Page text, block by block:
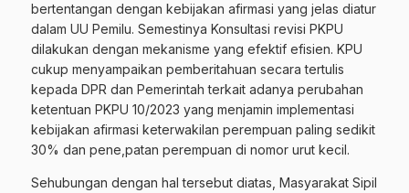
bertentangan dengan kebijakan afirmasi yang jelas diatur
dalam UU Pemilu. Semestinya Konsultasi revisi PKPU
dilakukan dengan mekanisme yang efektif efisien. KPU
cukup menyampaikan pemberitahuan secara tertulis
kepada DPR dan Pemerintah terkait adanya perubahan
ketentuan PKPU 10/2023 yang menjamin implementasi
kebijakan afirmasi keterwakilan perempuan paling sedikit
30% dan pene,patan perempuan di nomor urut kecil.
Sehubungan dengan hal tersebut diatas, Masyarakat Sipil